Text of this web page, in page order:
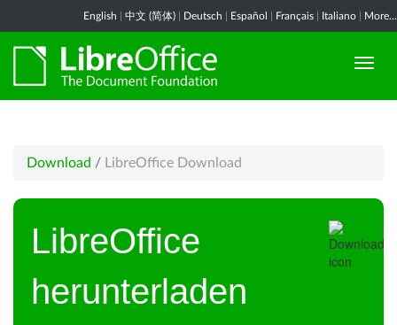
English 中文 (简体) Deutsch Español Français Italiano More...
Download / LibreOffice Download
LibreOffice
herunterladen